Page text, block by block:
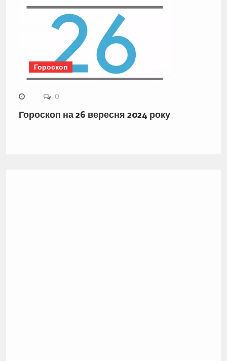
Гороскоп
0
Гороскоп на 26 вересня 2024 року